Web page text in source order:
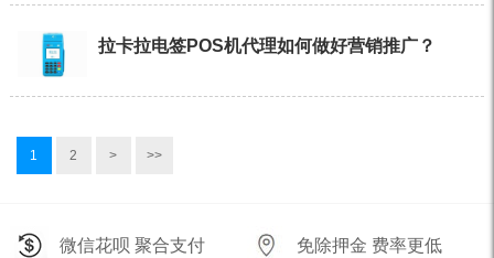
拉卡拉电签POS机代理如何做好营销推广？
1 2 > >>
微信花呗 聚合支付 免除押金 费率更低